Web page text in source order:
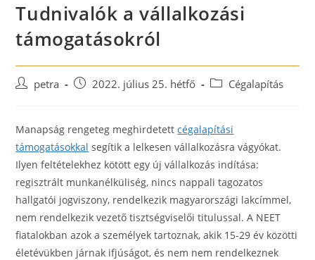
Tudnivalók a vállalkozási
támogatásokról
Postpetra
Post2022. július 25. hétfő
PostCégalapítás
Manapság rengeteg meghirdetettcégalapítási
támogatásokkal segítik a lelkesen vállalkozásra vágyókat.
Ilyen feltételekhez kötött egy új vállalkozás indítása:
regisztrált munkanélküliség, nincs nappali tagozatos
hallgatói jogviszony, rendelkezik magyarországi lakcímmel,
nem rendelkezik vezető tisztségviselői titulussal. A NEET
fiatalokban azok a személyek tartoznak, akik 15-29 év közötti
életévükben járnak ifjúságot, és nem nem rendelkeznek